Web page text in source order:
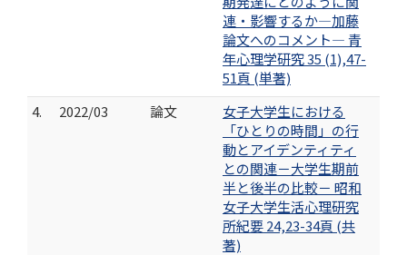
連・影響するか―加藤
論文へのコメント― 青
年心理学研究 35 (1),47-
51頁 (単著)
4.
2022/03 論文
女子大学生における
「ひとりの時間」の行
動とアイデンティティ
との関連－大学生期前
半と後半の比較－ 昭和
女子大学生活心理研究
所紀要 24,23-34頁 (共
著)